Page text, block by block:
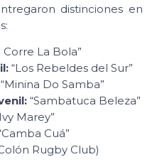
distinciones en
Corre La Bola”
“Los Rebeldes del Sur”
“Minina Do Samba”
“Sambatuca Beleza”
Marey”
Cuá”
Rugby Club)